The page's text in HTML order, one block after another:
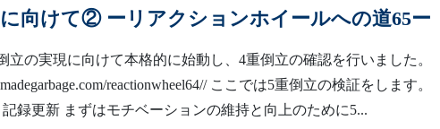
向けて② ーリアクションホイールへの道65ー
立の実現に向けて本格的に始動し、4重倒立の確認を行いました。
reactionwheel64// ここでは5重倒立の検証をします。
録更新 まずはモチベーションの維持と向上のために5...